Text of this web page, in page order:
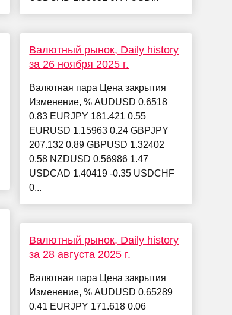
Валютный рынок, Daily history
за 26 ноября 2025 г.
Валютная пара Цена закрытия
Изменение, % AUDUSD 0.6518
0.83 EURJPY 181.421 0.55
EURUSD 1.15963 0.24 GBPJPY
207.132 0.89 GBPUSD 1.32402
0.58 NZDUSD 0.56986 1.47
USDCAD 1.40419 -0.35 USDCHF
0...
Валютный рынок, Daily history
за 28 августа 2025 г.
Валютная пара Цена закрытия
Изменение, % AUDUSD 0.65289
0.41 EURJPY 171.618 0.06